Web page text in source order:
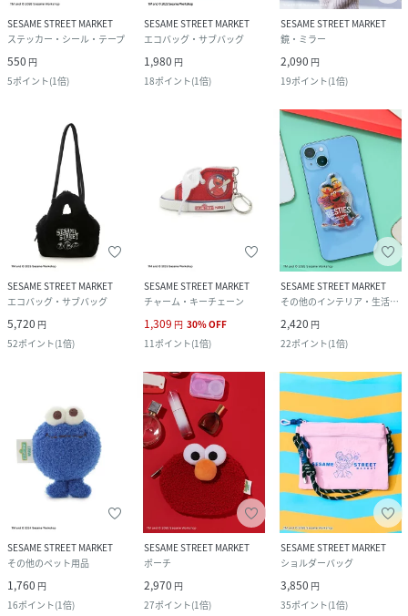
SESAME STREET MARKET
ステッカー・シール・テープ
550 円
5ポイント(1倍)
SESAME STREET MARKET
エコバッグ・サブバッグ
1,980 円
18ポイント(1倍)
SESAME STREET MARKET
鏡・ミラー
2,090 円
19ポイント(1倍)
SESAME STREET MARKET
エコバッグ・サブバッグ
5,720 円
52ポイント(1倍)
SESAME STREET MARKET
チャーム・キーチェーン
1,309 円 30%OFF
11 ポイント(1倍)
SESAME STREET MARKET
その他のインテリア・生活雑貨
2,420 円
22ポイント(1倍)
SESAME STREET MARKET
その他のペット用品
1,760 円
16ポイント(1倍)
SESAME STREET MARKET
ポーチ
2,970 円
27ポイント(1倍)
SESAME STREET MARKET
ショルダーバッグ
3,850 円
35ポイント(1倍)